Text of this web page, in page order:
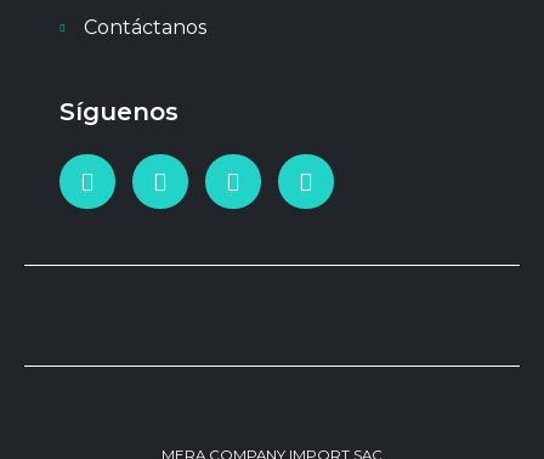
Contáctanos
Síguenos
MERA COMPANY IMPORT SAC